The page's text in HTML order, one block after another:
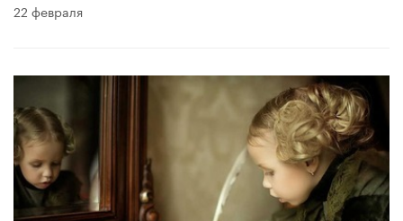
22 февраля